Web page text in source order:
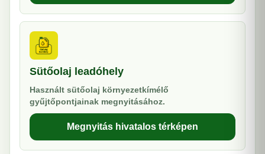
Sütőolaj leadóhely
Használt sütőolaj környezetkímélő
gyűjtőpontjainak megnyitásához.
Megnyitás hivatalos térképen